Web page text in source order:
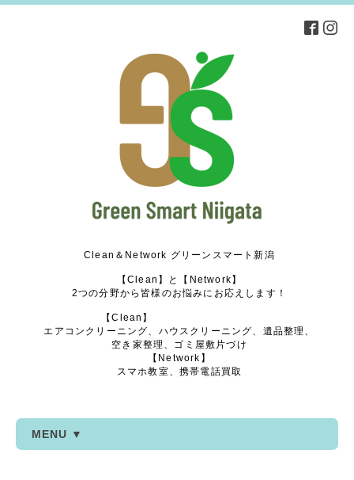
Clean＆Network グリーンスマート新潟
【Clean】と【Network】
2つの分野から皆様のお悩みにお応えします！
【Clean】
エアコンクリーニング、ハウスクリーニング、遺品整理、
空き家整理、ゴミ屋敷片づけ
【Network】
スマホ教室、携帯電話買取
MENU ▼